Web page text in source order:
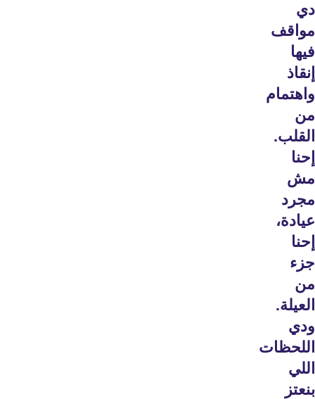
دي
مواقف
فيها
إنقاذ
واهتمام
من
القلب.
إحنا
مش
مجرد
عيادة،
إحنا
جزء
من
العيلة.
ودي
اللحظات
اللي
بنعتز